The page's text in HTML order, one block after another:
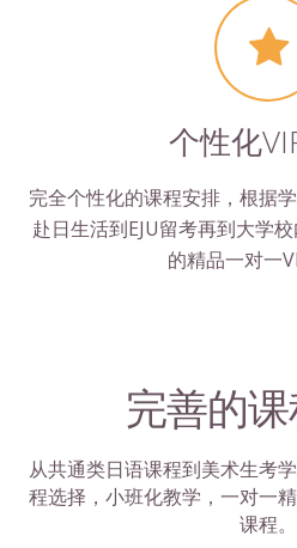
个性化
完全个性化的课程安排，根据
赴日生活到EJU留考再到大学
的精品一对一
完善的
从共通类日语课程到美术生考
程选择，小班化教学，一对一
课程。